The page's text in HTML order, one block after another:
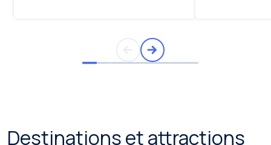
Destinations et attractions